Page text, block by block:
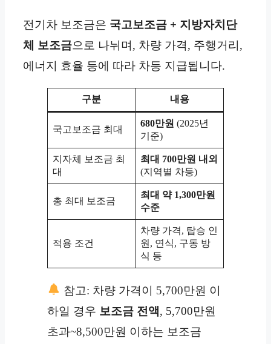
전기차 보조금은 국고보조금 + 지방자치단
체 보조금으로 나뉘며, 차량 가격, 주행거리,
에너지 효율 등에 따라 차등 지급됩니다.
구분 내용
국고보조금 최대
680만원 (2025년
기준)
지자체 보조금 최
대
최대 700만원 내외
(지역별 차등)
총 최대 보조금
최대 약 1,300만원
수준
적용 조건
차량 가격, 탑승 인
원, 연식, 구동 방
식 등
참고: 차량 가격이 5,700만원 이
하일 경우 보조금 전액, 5,700만원
초과~8,500만원 이하는 보조금